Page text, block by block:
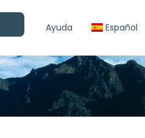
Ayuda Español